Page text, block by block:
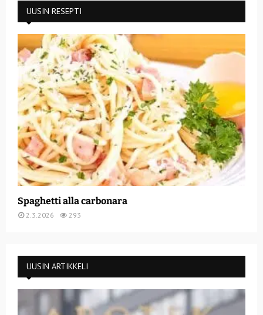
UUSIN RESEPTI
Spaghetti alla carbonara
2.3.2026 293
UUSIN ARTIKKELI